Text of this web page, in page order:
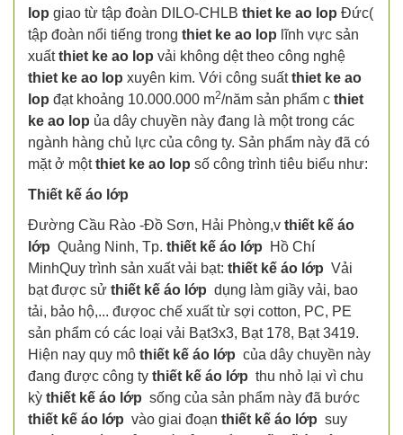
lop giao từ tập đoàn DILO-CHLB thiet ke ao lop Đức(
tập đoàn nổi tiếng trong thiet ke ao lop lĩnh vực sản
xuấtthiet ke ao lop vải không dệt theo công nghệ
thiet ke ao lop xuyên kim. Với công suấtthiet ke ao
lop đạt khoảng 10.000.000 m2/năm sản phẩm c thiet
ke ao lop ủa dây chuyền này đang là một trong các
ngành hàng chủ lực của công ty. Sản phẩm này đã có
mặt ở mộtthiet ke ao lop số công trình tiêu biểu như:
Thiết kế áo lớp
Đường Cầu Rào -Đồ Sơn, Hải Phòng,v thiết kế áo
lớp Quảng Ninh, Tp. thiết kế áo lớp
Hồ Chí
MinhQuy trình sản xuất vải bạt: thiết kế áo lớp Vải
bạt được sử thiết kế áo lớp dụng làm giầy vải, bao
tải, bảo hộ,... đượoc chế xuất từ sợi cotton, PC, PE
sản phẩm có các loại vải Bạt3x3, Bạt 178, Bạt 3419.
Hiện nay quy mô thiết kế áo lớp của dây chuyền này
đang được công ty thiết kế áo lớp thu nhỏ lại vì chu
kỳ thiết kế áo lớp sống của sản phẩm này đã bước
thiết kế áo lớp vào giai đoạn thiết kế áo lớp suy